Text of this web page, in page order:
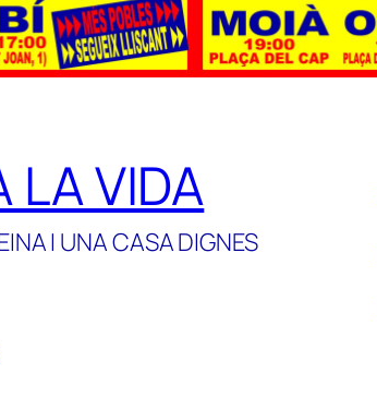
LA VIDA
I UNA CASA DIGNES